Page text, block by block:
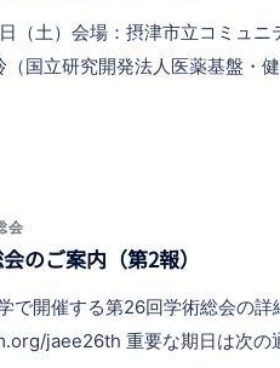
（土）会場：摂津市立コミュ
国立研究開発法人医薬基盤・健
会
のご案内（第2報）
開催する第26回学術総会の詳
jaee26th 重要な期日は次の